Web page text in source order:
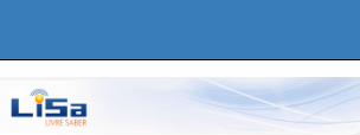
navigation